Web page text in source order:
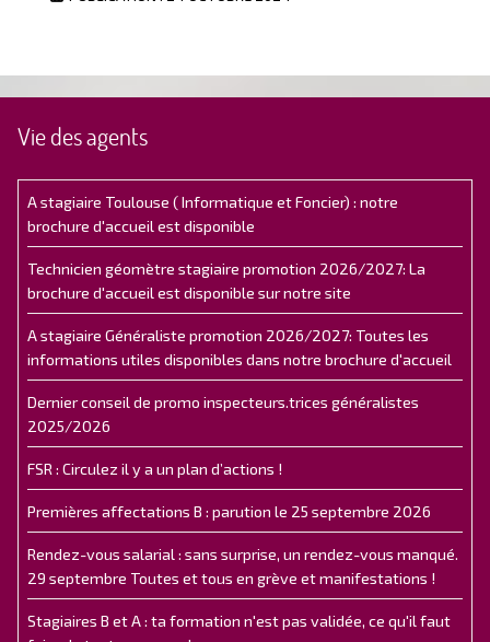
Vie des agents
A stagiaire Toulouse ( Informatique et Foncier) : notre
brochure d'accueil est disponible
Technicien géomètre stagiaire promotion 2026/2027: La
brochure d'accueil est disponible sur notre site
A stagiaire Généraliste promotion 2026/2027: Toutes les
informations utiles disponibles dans notre brochure d'accueil
Dernier conseil de promo inspecteurs.trices généralistes
2025/2026
FSR : Circulez il y a un plan d’actions !
Premières affectations B : parution le 25 septembre 2026
Rendez-vous salarial : sans surprise, un rendez-vous manqué.
29 septembre Toutes et tous en grève et manifestations !
Stagiaires B et A : ta formation n'est pas validée, ce qu'il faut